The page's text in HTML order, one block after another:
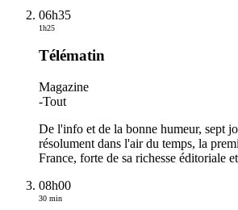
06h35
1h25
Télématin
Magazine
-Tout
De l'info et de la bonne humeur, sept
résolument dans l'air du temps, la
France, forte de sa richesse éditoriale
08h00
30 min